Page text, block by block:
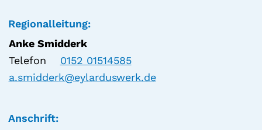
Regionalleitung:
Anke Smidderk
Telefon
0152 01514585
a.smidderk@eylarduswerk.de
Anschrift: